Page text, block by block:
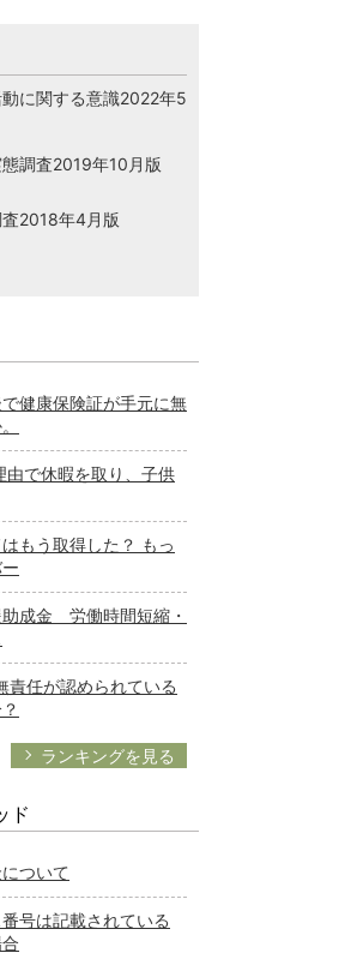
に関する意識2022年5
調査2019年10月版
2018年4月版
健康保険証が手元に無
由で休暇を取り、子供
もう取得した？ もっ
成金 労働時間短縮・
責任が認められている
ランキングを見る
ド
ついて
号は記載されている